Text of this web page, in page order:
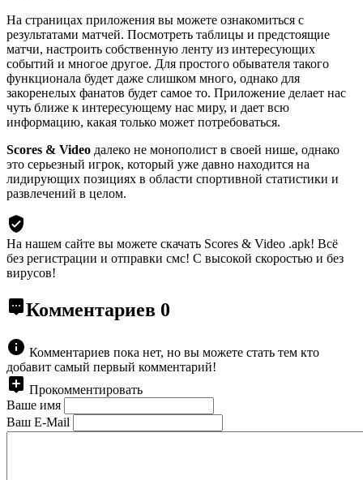
На страницах приложения вы можете ознакомиться с
результатами матчей. Посмотреть таблицы и предстоящие
матчи, настроить собственную ленту из интересующих
событий и многое другое. Для простого обывателя такого
функционала будет даже слишком много, однако для
закоренелых фанатов будет самое то. Приложение делает нас
чуть ближе к интересующему нас миру, и дает всю
информацию, какая только может потребоваться.
Scores & Video далеко не монополист в своей нише, однако
это серьезный игрок, который уже давно находится на
лидирующих позициях в области спортивной статистики и
развлечений в целом.
На нашем сайте вы можете скачать Scores & Video .apk! Всё
без регистрации и отправки смс! С высокой скоростью и без
вирусов!
Комментариев 0
Комментариев пока нет, но вы можете стать тем кто
добавит самый первый комментарий!
Прокомментировать
Ваше имя
Ваш E-Mail